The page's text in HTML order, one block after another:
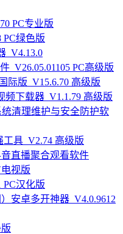
PC专业版
PC绿色版
_V4.13.0
_V26.05.01105 PC高级版
际版_V15.6.70 高级版
频下载器_V1.1.79 高级版
统清理维护与安全防护软
工具_V2.74 高级版
直播聚合观看软件
视版
PC汉化版
安卓多开神器_V4.0.9612